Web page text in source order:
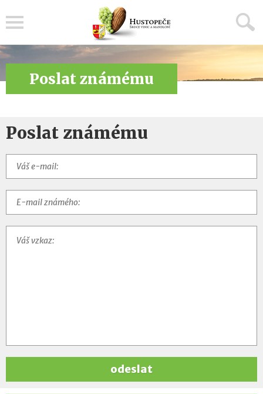
Poslat známému
Poslat známému
odeslat